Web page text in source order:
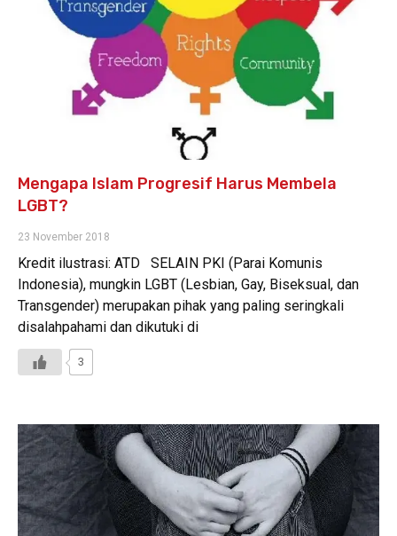
Mengapa Islam Progresif Harus Membela
LGBT?
23 November 2018
Kredit ilustrasi: ATD SELAIN PKI (Parai Komunis
Indonesia), mungkin LGBT (Lesbian, Gay, Biseksual, dan
Transgender) merupakan pihak yang paling seringkali
disalahpahami dan dikutuki di
3